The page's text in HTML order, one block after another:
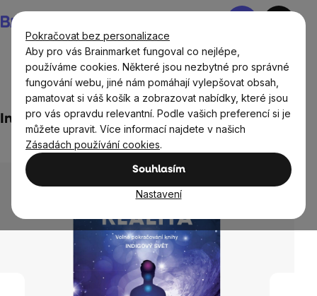
Pokračovat bez personalizace
Aby pro vás Brainmarket fungoval co nejlépe,
používáme cookies. Některé jsou nezbytné pro správné
fungování webu, jiné nám pomáhají vylepšovat obsah,
pamatovat si váš košík a zobrazovat nabídky, které jsou
pro vás opravdu relevantní. Podle vašich preferencí si je
můžete upravit. Více informací najdete v našich
Zásadách používání cookies.
Souhlasím
Nastavení
na
obsah
Nákupní
Domov Knihy
Indigová realita - Simon Loyd
Průměrné
hodnocení
produktu
5
1 hodnocení